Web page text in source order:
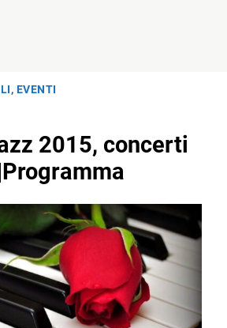
, EVENTI
2015, concerti